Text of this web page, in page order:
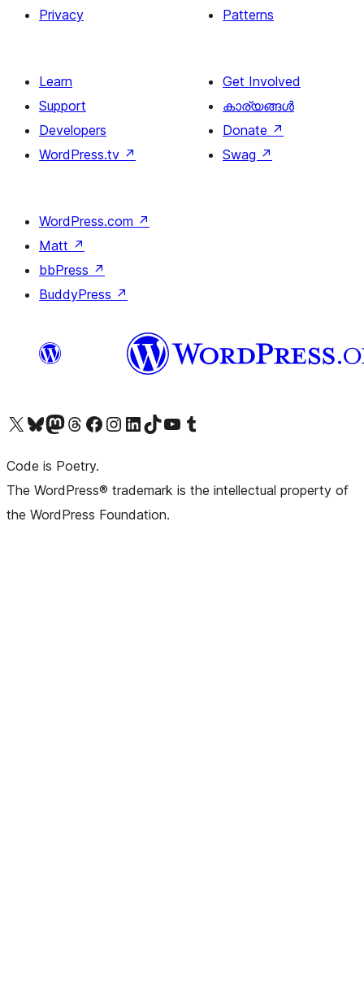
Privacy
Patterns
Learn
Support
Developers
WordPress.tv ↗
Get Involved
കാര്യങ്ങള്‍
Donate ↗
Swag ↗
WordPress.com ↗
Matt ↗
bbPress ↗
BuddyPress ↗
Visit our X (formerly Twitter) account
ഞങ്ങളുടെ ബ്ലൂസ്കൈ അക്കൗണ്ട് സന്ദർശിക്കുക
Visit our Mastodon account
ഞങ്ങളുടെ ത്രെഡ്സ് അക്കൗണ്ട് സന്ദർശിക്കുക
Visit our Facebook pageVisit our Instagram account
Visit our LinkedIn account
ഞങ്ങളുടെ ടിക് ടോക് അക്കൗണ്ട് സന്ദർശിക്കുക
Visit our YouTube channel
ഞങ്ങളുടെ ടംബ്ലർ അക്കൗണ്ട് സന്ദർശിക്കുക
Code is Poetry.
The WordPress® trademark is the intellectual property of
the WordPress Foundation.